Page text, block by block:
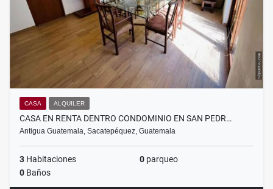
CASA ALQUILER
CASA EN RENTA DENTRO CONDOMINIO EN SAN PEDR…
Antigua Guatemala, Sacatepéquez, Guatemala
3 Habitaciones 0 parqueo
0 Baños